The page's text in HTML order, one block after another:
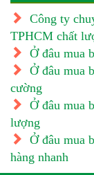
Công ty
TPHCM chất
Ở đâu mua
Ở đâu mua
cường
Ở đâu mua
lượng
Ở đâu mua
hàng nhanh